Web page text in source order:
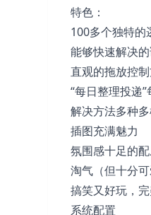
特色：
100多个独特的
能够快速解决
直观的拖放控
“每日整理投递
解决方法多种
插图充满魅力
氛围感十足的
淘气（但十分
搞笑又好玩，
系统配置